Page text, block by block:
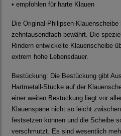
• empfohlen für harte Klauen
Die Original-Philipsen-
zehntausendfach bewährt. Die
Rindern entwickelte Klauenscheibe
extrem hohe Lebensdauer.
Bestückung: Die Bestückung gibt
Hartmetall-Stücke auf der
einer weiten Bestückung liegt vor
Klauenspäne nicht so leicht
festsetzen können und die Scheibe
verschmutzt. Es sind wesentlich